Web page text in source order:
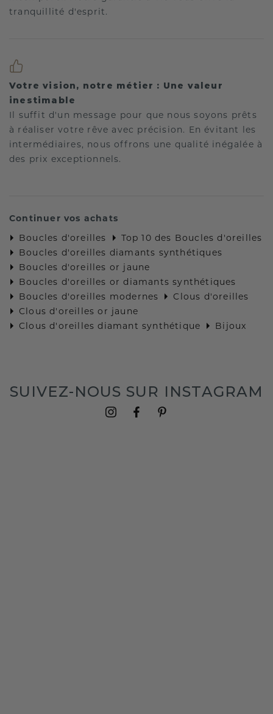
tranquillité d'esprit.
Votre vision, notre métier : Une valeur
inestimable
Il suffit d'un message pour que nous soyons prêts
à réaliser votre rêve avec précision. En évitant les
intermédiaires, nous offrons une qualité inégalée à
des prix exceptionnels.
Continuer vos achats
Boucles d'oreilles
Top 10 des Boucles d'oreilles
Boucles d'oreilles diamants synthétiques
Boucles d'oreilles or jaune
Boucles d'oreilles or diamants synthétiques
Boucles d'oreilles modernes
Clous d'oreilles
Clous d'oreilles or jaune
Clous d'oreilles diamant synthétique
Bijoux
SUIVEZ-NOUS SUR INSTAGRAM